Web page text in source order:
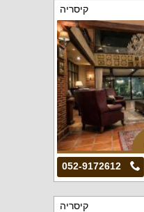
קיסריה
052-9172612
קיסריה